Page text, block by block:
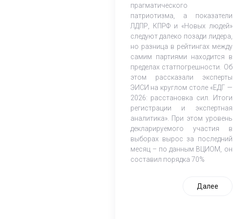
прагматического
патриотизма, а показатели
ЛДПР, КПРФ и «Новых людей»
следуют далеко позади лидера,
но разница в рейтингах между
самим партиями находится в
пределах статпогрешности. Об
этом рассказали эксперты
ЭИСИ на круглом столе «ЕДГ —
2026: расстановка сил. Итоги
регистрации и экспертная
аналитика». При этом уровень
декларируемого участия в
выборах вырос за последний
месяц – по данным ВЦИОМ, он
составил порядка 70%
Далее